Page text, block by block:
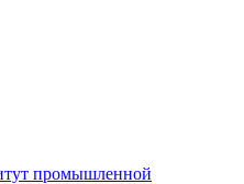
промышленной